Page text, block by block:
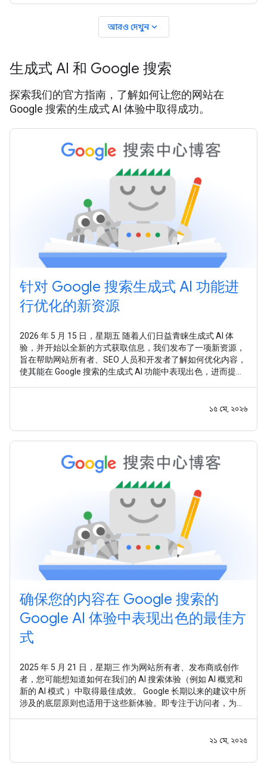
আরও দেখুনexpand_more
生成式 AI 和 Google 搜索
探索我们的官方指南，了解如何让您的网站在
Google 搜索的生成式 AI 体验中取得成功。
针对 Google 搜索生成式 AI 功能进
行优化的新资源
2026 年 5 月 15 日，星期五 随着人们日益青睐生成式 AI 体
验，并开始以全新的方式获取信息，我们发布了一项新资源，
旨在帮助网站所有者、SEO 人员和开发者了解如何优化内容，
使其能在 Google 搜索的生成式 AI 功能中表现出色，进而提升
为您提供更清晰的指引，助您持续创作出优质内容，并通过
১৫ মে, ২০২৬
确保您的内容在 Google 搜索的
Google AI 体验中表现出色的最佳方
式
2025 年 5 月 21 日，星期三 作为网站所有者、发布商或创作
者，您可能想知道如何在我们的 AI 搜索体验（例如 AI 概览和
新的 AI 模式 ）中取得最佳成效。 Google 长期以来的建议中所
涉及的底层原则也适用于这些新体验。即专注于访问者，为他
用户找到具有独特价值的优质原创内容。知道这一点之后，以
২১ মে, ২০২৫